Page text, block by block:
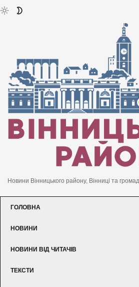
Новини Вінницького району, Вінниці та
ГОЛОВНА
НОВИНИ
НОВИНИ ВІД ЧИТАЧІВ
ТЕКСТИ